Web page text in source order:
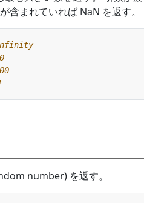
まれていれば NaN を返す。
number) を返す。